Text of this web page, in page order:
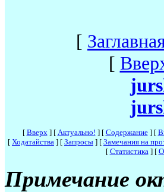
[
[
[ Вверх] [ Актуально! ] [ Содержание] [
[ Ходатайства ] [ Запросы ] [ Замечания на
[ Статистика] [
Примечание